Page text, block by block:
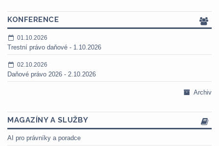
KONFERENCE
01.10.2026
Trestní právo daňové - 1.10.2026
02.10.2026
Daňové právo 2026 - 2.10.2026
Archiv
MAGAZÍNY A SLUŽBY
AI pro právníky a poradce